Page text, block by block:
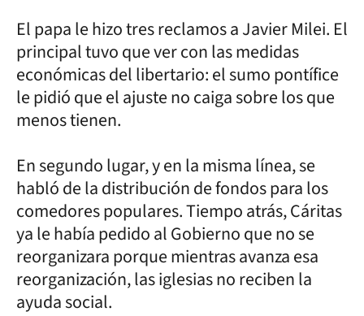
El papa le hizo tres reclamos a Javier Milei. El
principal tuvo que ver con las medidas
económicas del libertario: el sumo pontífice
le pidió que el ajuste no caiga sobre los que
menos tienen.
En segundo lugar, y en la misma línea, se
habló de la distribución de fondos para los
comedores populares. Tiempo atrás, Cáritas
ya le había pedido al Gobierno que no se
reorganizara porque mientras avanza esa
reorganización, las iglesias no reciben la
ayuda social.